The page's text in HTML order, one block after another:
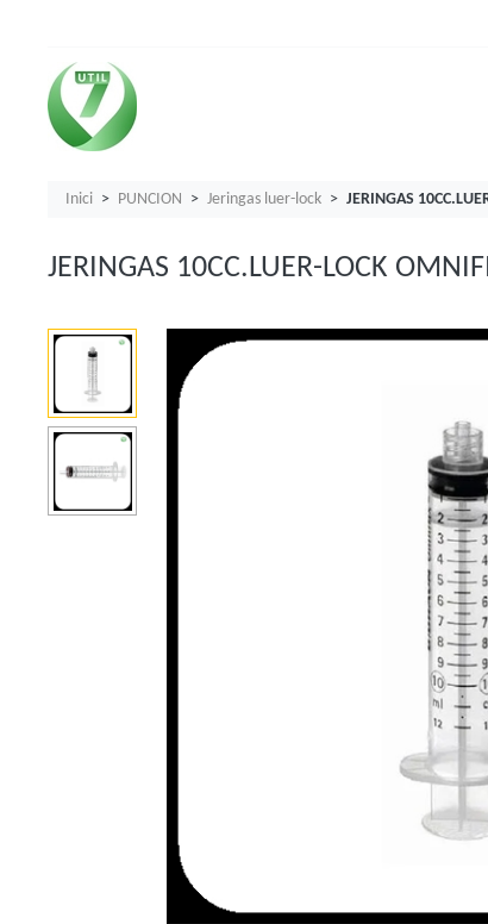
Inici PUNCION Jeringas luer-lock JERINGAS
JERINGAS 10CC.LUER-LOCK